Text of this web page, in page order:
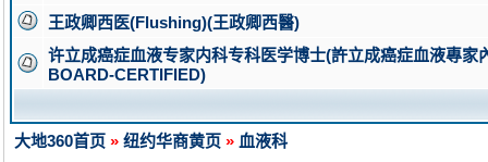
王政卿西医(Flushing)(王政卿西醫)
许立成癌症血液专家内科专科医学博士(許立成癌症血液專
BOARD-CERTIFIED)
大地360首页 » 纽约华商黄页 » 血液科